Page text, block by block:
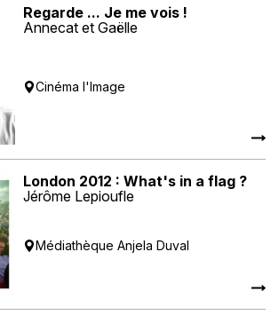
Regarde ... Je me vois !
Annecat et Gaëlle
Cinéma l'Image
London 2012 : What's in a flag ?
Jérôme Lepioufle
Médiathèque Anjela Duval